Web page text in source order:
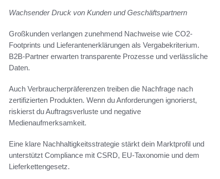
Wachsender Druck von Kunden und Geschäftspartnern
Großkunden verlangen zunehmend Nachweise wie CO2-
Footprints und Lieferantenerklärungen als Vergabekriterium.
B2B-Partner erwarten transparente Prozesse und verlässliche
Daten.
Auch Verbraucherpräferenzen treiben die Nachfrage nach
zertifizierten Produkten. Wenn du Anforderungen ignorierst,
riskierst du Auftragsverluste und negative
Medienaufmerksamkeit.
Eine klare Nachhaltigkeitsstrategie stärkt dein Marktprofil und
unterstützt Compliance mit CSRD, EU-Taxonomie und dem
Lieferkettengesetz.